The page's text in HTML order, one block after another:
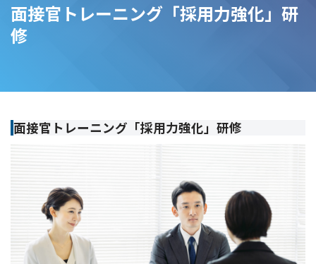
キ
ッ
プ
面接官トレーニング「採用力強化」研
修
面接官トレーニング「採用力強化」研修